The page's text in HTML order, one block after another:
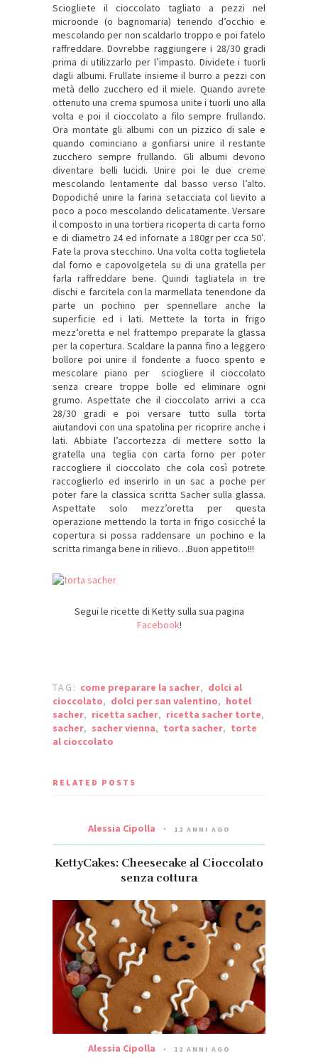
Sciogliete il cioccolato tagliato a pezzi nel
microonde (o bagnomaria) tenendo d’occhio e
mescolando per non scaldarlo troppo e poi fatelo
raffreddare. Dovrebbe raggiungere i 28/30 gradi
prima di utilizzarlo per l’impasto. Dividete i tuorli
dagli albumi. Frullate insieme il burro a pezzi con
metà dello zucchero ed il miele. Quando avrete
ottenuto una crema spumosa unite i tuorli uno alla
volta e poi il cioccolato a filo sempre frullando.
Ora montate gli albumi con un pizzico di sale e
quando cominciano a gonfiarsi unire il restante
zucchero sempre frullando. Gli albumi devono
diventare belli lucidi. Unire poi le due creme
mescolando lentamente dal basso verso l’alto.
Dopodiché unire la farina setacciata col lievito a
poco a poco mescolando delicatamente. Versare
il composto in una tortiera ricoperta di carta forno
e di diametro 24 ed infornate a 180gr per cca 50′.
Fate la prova stecchino. Una volta cotta toglietela
dal forno e capovolgetela su di una gratella per
farla raffreddare bene. Quindi tagliatela in tre
dischi e farcitela con la marmellata tenendone da
parte un pochino per spennellare anche la
superficie ed i lati. Mettete la torta in frigo
mezz’oretta e nel frattempo preparate la glassa
per la copertura. Scaldare la panna fino a leggero
bollore poi unire il fondente a fuoco spento e
mescolare piano per sciogliere il cioccolato
senza creare troppe bolle ed eliminare ogni
grumo. Aspettate che il cioccolato arrivi a cca
28/30 gradi e poi versare tutto sulla torta
aiutandovi con una spatolina per ricoprire anche i
lati. Abbiate l’accortezza di mettere sotto la
gratella una teglia con carta forno per poter
raccogliere il cioccolato che cola così potrete
raccoglierlo ed inserirlo in un sac a poche per
poter fare la classica scritta Sacher sulla glassa.
Aspettate solo mezz’oretta per questa
operazione mettendo la torta in frigo cosicché la
copertura si possa raddensare un pochino e la
scritta rimanga bene in rilievo…Buon appetito!!!
Segui le ricette di Ketty sulla sua pagina
Facebook!
TAG: come preparare la sacher, dolci al
cioccolato, dolci per san valentino, hotel
sacher, ricetta sacher, ricetta sacher torte,
sacher, sacher vienna, torta sacher, torte
al cioccolato
RELATED POSTS
Alessia Cipolla 12 ANNI AGO
KettyCakes: Cheesecake al Cioccolato
senza cottura
Alessia Cipolla 12 ANNI AGO